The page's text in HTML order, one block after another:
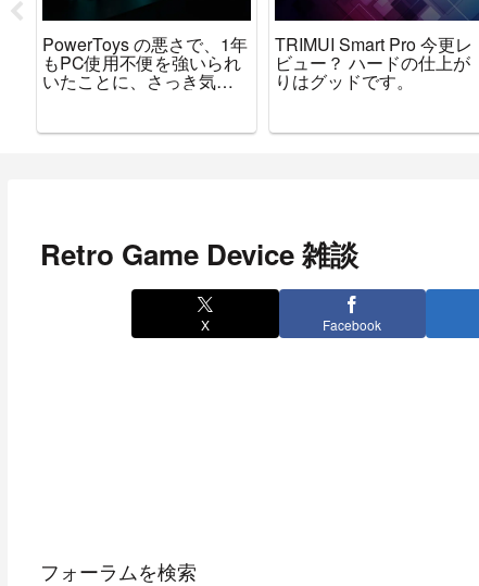
PowerToys の悪さで、1年
もPC使用不便を強いられ
いたことに、さっき気が
TRIMUI Smart Pro 今更レ
ビュー？ ハードの仕上が
りはグッドです。
Retro Game Device 雑談
X Facebook
フォーラムを検索